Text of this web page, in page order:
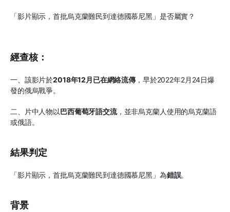
「影片顯示，首批烏克蘭難民到達德國慕尼黑」是否屬實？
經查核：
一、該影片於2018年12月已在網絡流傳 ，早於2022年2月24日爆
發的俄烏戰爭。
二、片中人物以巴西葡萄牙語交流，並非烏克蘭人使用的烏克蘭語
或俄語。
結果判定
「影片顯示，首批烏克蘭難民到達德國慕尼黑」為錯誤。
背景